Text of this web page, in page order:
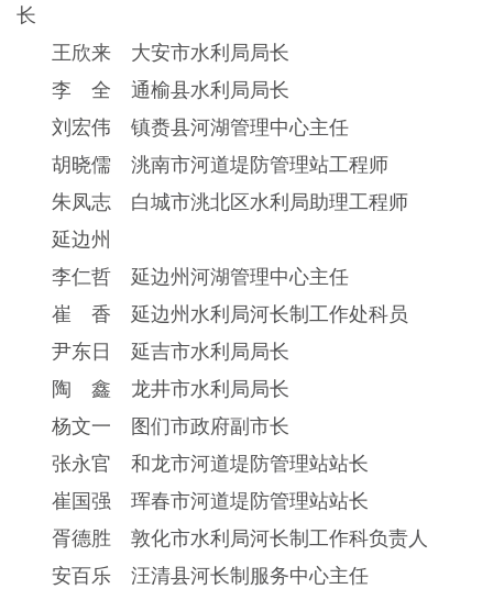
长
王欣来 大安市水利局局长
李 全 通榆县水利局局长
刘宏伟 镇赉县河湖管理中心主任
胡晓儒 洮南市河道堤防管理站工程师
朱凤志 白城市洮北区水利局助理工程师
延边州
李仁哲 延边州河湖管理中心主任
崔 香 延边州水利局河长制工作处科员
尹东日 延吉市水利局局长
陶 鑫 龙井市水利局局长
杨文一 图们市政府副市长
张永官 和龙市河道堤防管理站站长
崔国强 珲春市河道堤防管理站站长
胥德胜 敦化市水利局河长制工作科负责人
安百乐 汪清县河长制服务中心主任